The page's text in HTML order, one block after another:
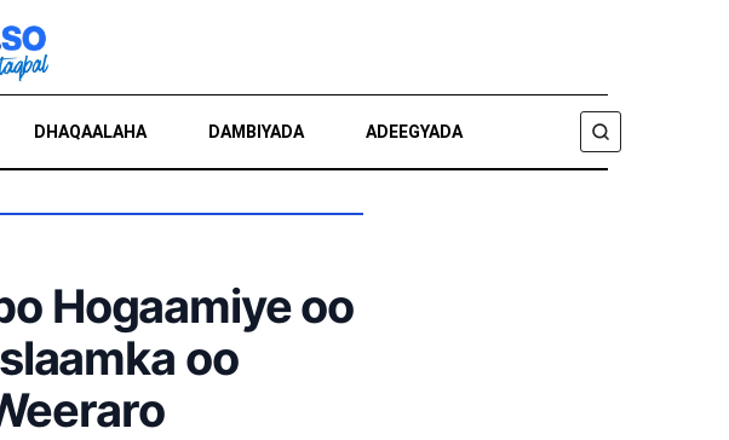
DHAQAALAHA DAMBIYADA ADEEGYADA
RAADI
Hogaamiye oo
oo